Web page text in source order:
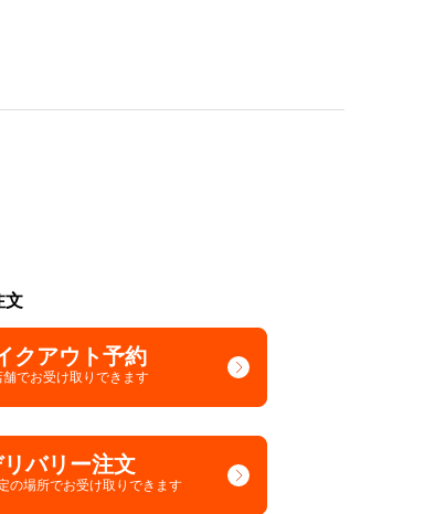
文
クアウト予約
舗でお受け取りできます
バリー注文
の場所でお受け取りできます